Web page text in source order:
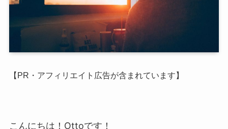
【PR・アフィリエイト広告が含まれています】
こんにちは！Ottoです！